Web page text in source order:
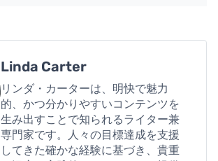
Linda Carter
リンダ・カーターは、明快で魅力
的、かつ分かりやすいコンテンツを
生み出すことで知られるライター兼
専門家です。人々の目標達成を支援
してきた確かな経験に基づき、貴重